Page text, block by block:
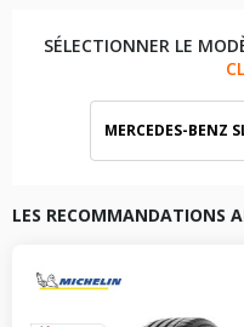
SÉLECTIONNER LE
MERCEDES-BENZ
LES RECOMMANDATIONS